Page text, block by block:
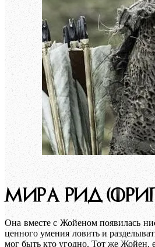
МИРА РИД (ОРИГ.
Она вместе с Жойеном появилась
ценного умения ловить и
мог быть кто угодно. Тот же Жойен,